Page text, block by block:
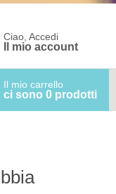
Ciao, Accedi
Il mio account
Il mio carrello
ci sono 0 prodotti